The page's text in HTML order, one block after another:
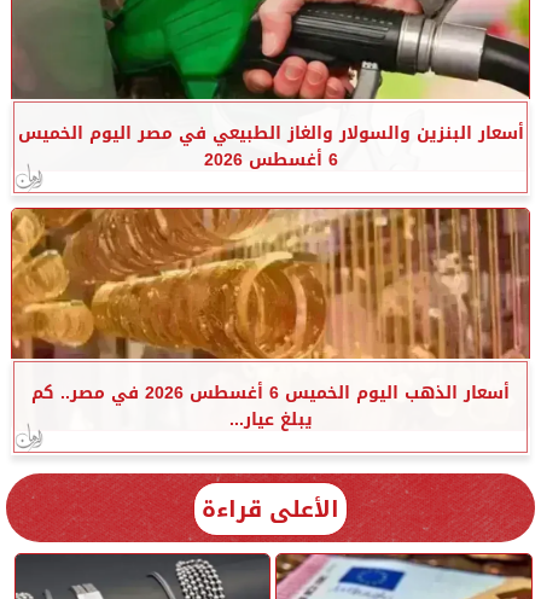
أسعار البنزين والسولار والغاز الطبيعي في مصر اليوم الخميس
6 أغسطس 2026
أسعار الذهب اليوم الخميس 6 أغسطس 2026 في مصر.. كم
يبلغ عيار...
الأعلى قراءة